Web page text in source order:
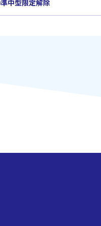
準中型限定解除
選択いただ